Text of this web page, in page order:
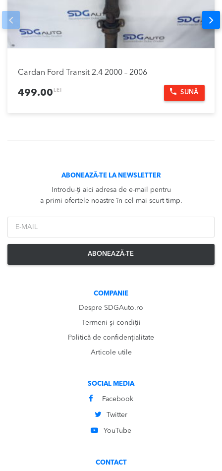
Cardan Ford Transit 2.4 2000 – 2006
499.00 LEI SUNĂ
Prev
ABONEAZĂ-TE LA NEWSLETTER
Introdu-ți aici adresa de e-mail pentru
a primi ofertele noastre în cel mai scurt timp.
ABONEAZĂ-TE
COMPANIE
Despre SDGAuto.ro
Termeni și condiții
Politică de confidențialitate
Articole utile
SOCIAL MEDIA
Facebook
Twitter
YouTube
CONTACT